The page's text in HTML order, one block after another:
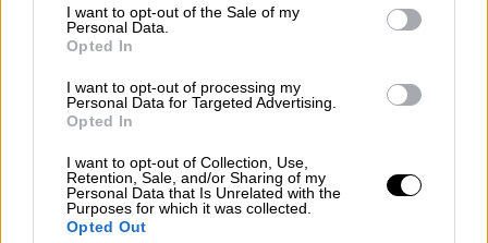
consent section.
I want to opt-out of the Sale of my
Personal Data.
Opted In
I want to opt-out of processing my
Personal Data for Targeted Advertising.
Opted In
I want to opt-out of Collection, Use,
Retention, Sale, and/or Sharing of my
Personal Data that Is Unrelated with the
Purposes for which it was collected.
Opted Out
Με προσωπική επιστολή η ΕΕ και ο
Πρόεδρος Juncker ενημέρωσαν τον κ. Νίκο
Φιλίππου- ένας από τις 320 μεγάλες
επιχειρήσεις και ενώσεις πολιτών- για την
ερμηνεία των καταστροφικών διατάξεων
του χωροταξικού, όσον αφορά τις
μετεγκαταστάσεις μονάδων παραγωγής και